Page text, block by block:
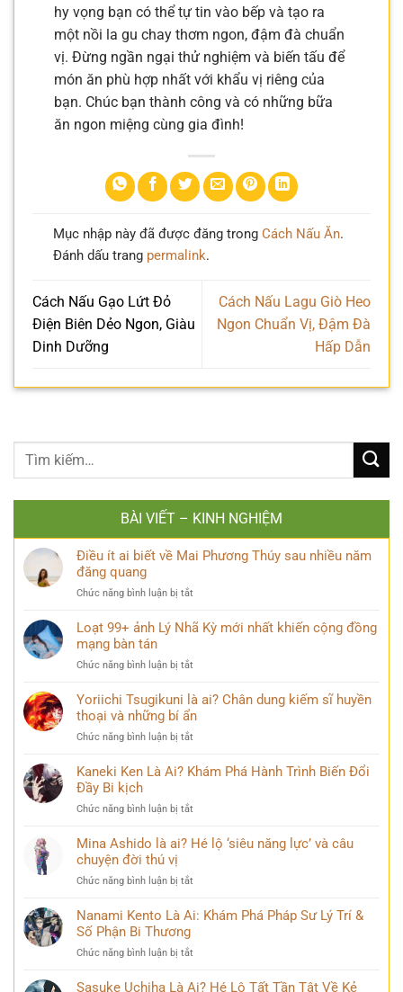
hy vọng bạn có thể tự tin vào bếp và tạo ra
một nồi la gu chay thơm ngon, đậm đà chuẩn
vị. Đừng ngần ngại thử nghiệm và biến tấu để
món ăn phù hợp nhất với khẩu vị riêng của
bạn. Chúc bạn thành công và có những bữa
ăn ngon miệng cùng gia đình!
Mục nhập này đã được đăng trong Cách Nấu Ăn.
Đánh dấu trang permalink.
Cách Nấu Gạo Lứt Đỏ
Điện Biên Dẻo Ngon, Giàu
Dinh Dưỡng
Cách Nấu Lagu Giò Heo
Ngon Chuẩn Vị, Đậm Đà
Hấp Dẫn
BÀI VIẾT – KINH NGHIỆM
Điều ít ai biết về Mai Phương Thúy sau nhiều năm
đăng quang
Chức năng bình luận bị tắt
ít
về
Phương
Thúy
đăng
Loạt 99+ ảnh Lý Nhã Kỳ mới nhất khiến cộng đồng
mạng bàn tán
Chức năng bình luận bị tắt
99+
Nhã
mới
mạng
Yoriichi Tsugikuni là ai? Chân dung kiếm sĩ huyền
thoại và những bí ẩn
Chức năng bình luận bị tắt
Tsugikuni
Chân
kiếm
những
Kaneki Ken Là Ai? Khám Phá Hành Trình Biến Đổi
Đầy Bi kịch
Chức năng bình luận bị tắt
Ken
Khám
Hành
Mina Ashido là ai? Hé lộ ‘siêu năng lực’ và câu
chuyện đời thú vị
Chức năng bình luận bị tắt
Ashido
Hé
‘siêu
Nanami Kento Là Ai: Khám Phá Pháp Sư Lý Trí &
Số Phận Bi Thương
Chức năng bình luận bị tắt
Kento
Sasuke Uchiha Là Ai? Hé Lộ Tất Tần Tật Về Kẻ